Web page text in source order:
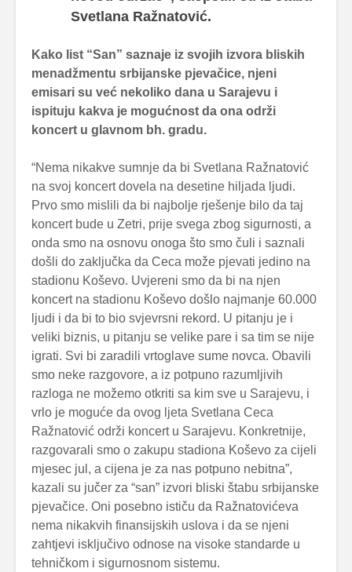
Svetlana Ražnatović.
Kako list “San” saznaje iz svojih izvora bliskih
menadžmentu srbijanske pjevačice, njeni
emisari su već nekoliko dana u Sarajevu i
ispituju kakva je mogućnost da ona održi
koncert u glavnom bh. gradu.
“Nema nikakve sumnje da bi Svetlana Ražnatović
na svoj koncert dovela na desetine hiljada ljudi.
Prvo smo mislili da bi najbolje rješenje bilo da taj
koncert bude u Zetri, prije svega zbog sigurnosti, a
onda smo na osnovu onoga što smo čuli i saznali
došli do zaključka da Ceca može pjevati jedino na
stadionu Koševo. Uvjereni smo da bi na njen
koncert na stadionu Koševo došlo najmanje 60.000
ljudi i da bi to bio svjevrsni rekord. U pitanju je i
veliki biznis, u pitanju se velike pare i sa tim se nije
igrati. Svi bi zaradili vrtoglave sume novca. Obavili
smo neke razgovore, a iz potpuno razumljivih
razloga ne možemo otkriti sa kim sve u Sarajevu, i
vrlo je moguće da ovog ljeta Svetlana Ceca
Ražnatović održi koncert u Sarajevu. Konkretnije,
razgovarali smo o zakupu stadiona Koševo za cijeli
mjesec jul, a cijena je za nas potpuno nebitna”,
kazali su jučer za “san” izvori bliski štabu srbijanske
pjevačice. Oni posebno ističu da Ražnatovićeva
nema nikakvih finansijskih uslova i da se njeni
zahtjevi isključivo odnose na visoke standarde u
tehničkom i sigurnosnom sistemu.